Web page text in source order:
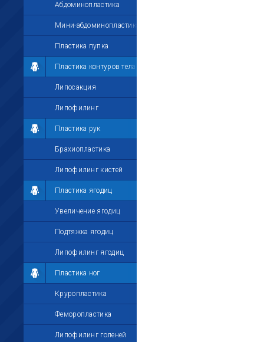
Абдоминопластика
Мини-абдоминопластика
Пластика пупка
Пластика контуров тела
Липосакция
Липофилинг
Пластика рук
Брахиопластика
Липофилинг кистей
Пластика ягодиц
Увеличение ягодиц
Подтяжка ягодиц
Липофилинг ягодиц
Пластика ног
Круропластика
Феморопластика
Липофилинг голеней